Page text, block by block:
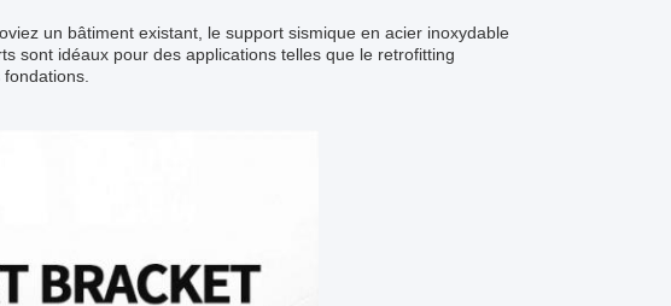
un bâtiment existant, le support sismique en acier inoxydable
sont idéaux pour des applications telles que le retrofitting